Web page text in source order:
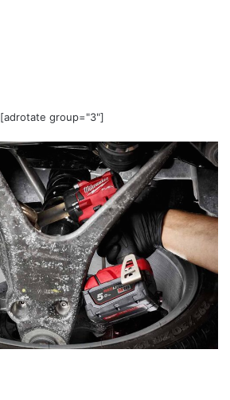
[adrotate group="3"]